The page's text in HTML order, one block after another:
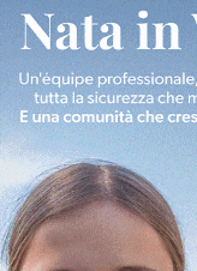
Articolo precedente
Pratomagno, lavori di
ripristino con il Progetto
Shepforbio”
Articoli correlati